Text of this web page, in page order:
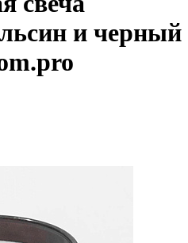
и черный